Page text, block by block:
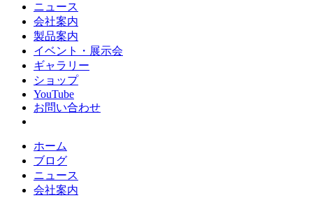
ニュース
会社案内
製品案内
イベント・展示会
ギャラリー
ショップ
YouTube
お問い合わせ
ホーム
ブログ
ニュース
会社案内